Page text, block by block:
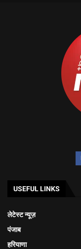
USEFUL LINKS
लेटेस्ट न्यूज़
पंजाब
हरियाणा